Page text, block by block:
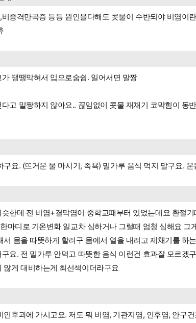
비중격만곡증 등등 원인을다해도 콧물이 수반되야 비염이
땡땡막혀서 입으로숨쉼. 일어서면 말짱
고 말짱하지 않아요.. 끊임없이 콧물 재채기 코막힘이 동
구요. (뜨거운 물 마시기, 족욕) 밀가루 음식 먹지 말구요.
한데 전 비염+결막염이 중학교때부터 있었는데요 환절
마디로 기온변화 일교차 심하거나 그럴때 엄청 심해요 그
서 몸을 따뜻하게 할려구 몸에서 열을 내려고 제채기를 하
요. 전 밀가루 안먹고 따뜻한 음식 이런건 효과잘 모르겠
않게 대비하는게 최선책이더라구요
인후과에 가시고요. 저도 뭐 비염, 기관지염, 인후염, 안구